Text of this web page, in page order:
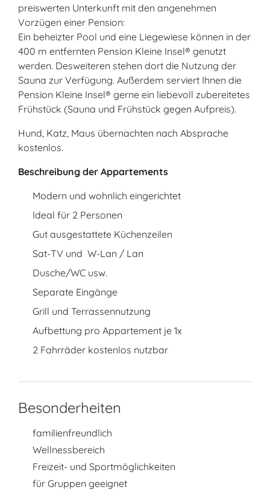
preiswerten Unterkunft mit den angenehmen
Vorzügen einer Pension:
Ein beheizter Pool und eine Liegewiese können in der
400 m entfernten Pension Kleine Insel® genutzt
werden. Desweiteren stehen dort die Nutzung der
Sauna zur Verfügung. Außerdem serviert Ihnen die
Pension Kleine Insel® gerne ein liebevoll zubereitetes
Frühstück (Sauna und Frühstück gegen Aufpreis).
Hund, Katz, Maus übernachten nach Absprache
kostenlos.
Beschreibung der Appartements
Modern und wohnlich eingerichtet
Ideal für 2 Personen
Gut ausgestattete Küchenzeilen
Sat-TV und W-Lan / Lan
Dusche/WC usw.
Separate Eingänge
Grill und Terrassennutzung
Aufbettung pro Appartement je 1x
2 Fahrräder kostenlos nutzbar
Besonderheiten
familienfreundlich
Wellnessbereich
Freizeit- und Sportmöglichkeiten
für Gruppen geeignet